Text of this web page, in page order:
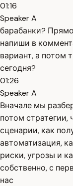
01:16
Speaker A
барабанки?
напиши в
вариант, а потом
сегодня?
01:26
Speaker A
Вначале мы
потом
сценарии, как
автоматизация,
риски, угрозы и
собственно, с
нас